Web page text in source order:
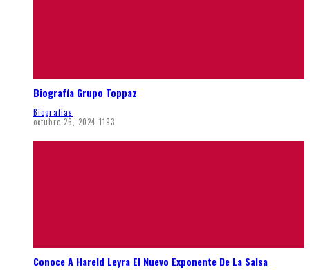
Biografía Grupo Toppaz
Biografias
octubre 26, 2024 1193
Conoce A Hareld Leyra El Nuevo Exponente De La Salsa